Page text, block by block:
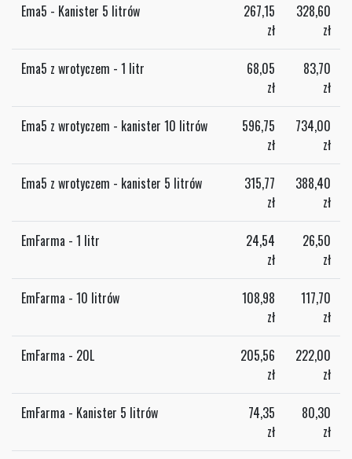
Ema5 - Kanister 5 litrów
267,15
zł
328,60
zł
Ema5 z wrotyczem - 1 litr
68,05
zł
83,70
zł
Ema5 z wrotyczem - kanister 10 litrów
596,75
zł
734,00
zł
Ema5 z wrotyczem - kanister 5 litrów
315,77
zł
388,40
zł
EmFarma - 1 litr
24,54
zł
26,50
zł
EmFarma - 10 litrów
108,98
zł
117,70
zł
EmFarma - 20L
205,56
zł
222,00
zł
EmFarma - Kanister 5 litrów
74,35
zł
80,30
zł